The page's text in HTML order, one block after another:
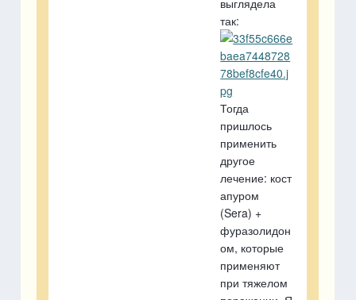
так:
Тогда
пришлось
применить
другое
лечение: кост
апуром
(Sera) +
фуразолидон
ом, которые
применяют
при тяжелом